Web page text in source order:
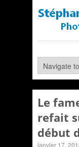
Le
refait
début
janvier 17,